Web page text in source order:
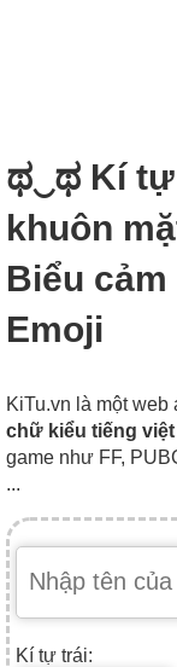
ಥ‿ಥ Kí tự
khuôn
Biểu
Emoji
KiTu.vn là một
chữ kiểu tiếng việt
game như FF,
...
Kí tự trái: